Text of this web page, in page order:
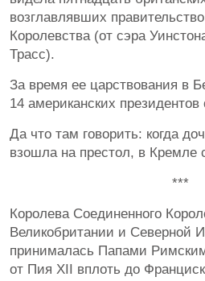
возглавлявших
Королевства (от сэра
Трасс).
За время ее царствования в
14 американских
Да что там говорить: когда
взошла на престол, в Кремле
***
Королева Соединенного
Великобритании и Северной
принималась Папами
от Пия XII вплоть до